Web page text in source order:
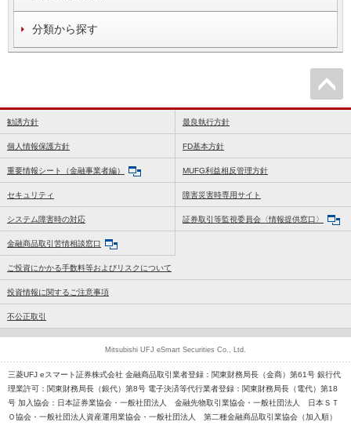
分類から探す
勧誘方針 最良執行方針
個人情報保護方針 FD基本方針
重要情報シート（金融事業者編） MUFG利益相反管理方針
セキュリティ 障害災害時専用サイト
システム障害時の対応 証券取引等監視委員会〈情報提供窓口〉
金融商品取引苦情相談窓口
ご投資にかかる手数料等およびリスクについて
投資情報に関するご注意事項
不公正取引
三菱UFJ eスマート証券株式会社 金融商品取引業者登録：関東財務局長（金商）第61号 銀行代
理業許可：関東財務局長（銀代）第8号 電子決済等代行業者登録：関東財務局長（電代）第18
号 加入協会：日本証券業協会・一般社団法人 金融先物取引業協会・一般社団法人 日本ＳＴ
Ｏ協会・一般社団法人資産運用業協会・一般社団法人 第二種金融商品取引業協会（加入順）
Mitsubishi UFJ eSmart Securities Co., Ltd.